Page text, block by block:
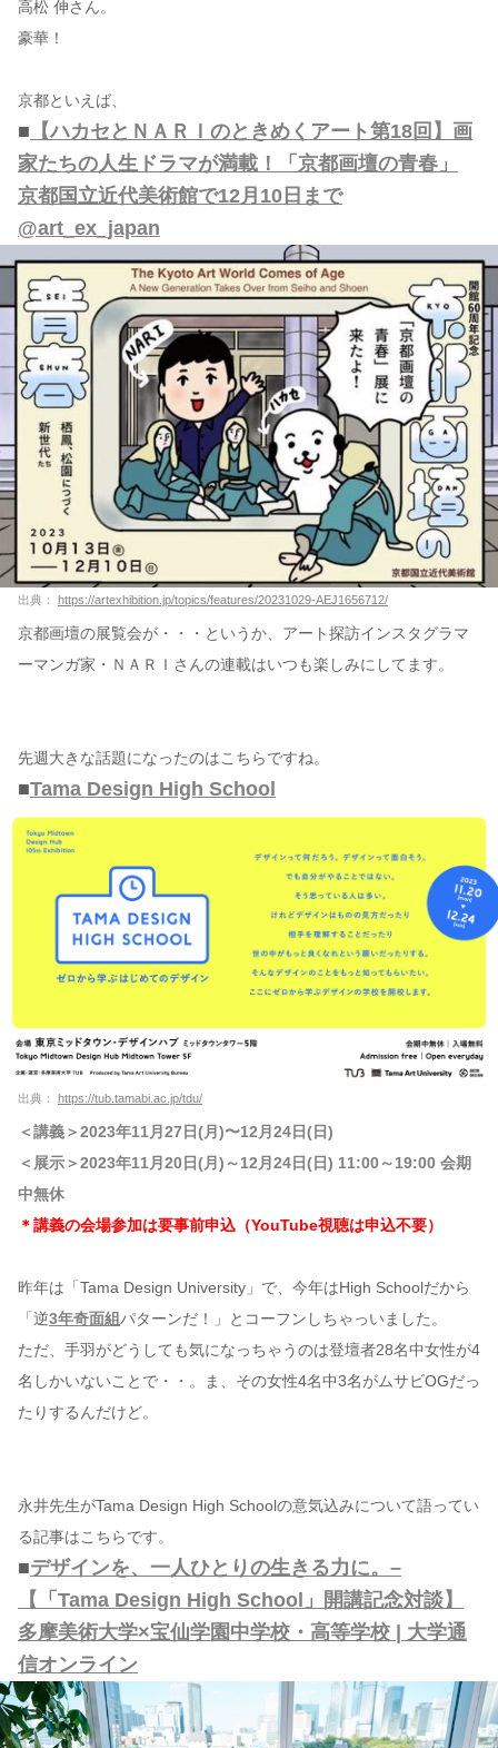
高松 伸さん。
豪華！
京都といえば、
■ 【ハカセとＮＡＲＩのときめくアート第18回】画
家たちの人生ドラマが満載！「京都画壇の青春」
京都国立近代美術館で12月10日まで
@art_ex_japan
出典： https://artexhibition.jp/topics/features/20231029-AEJ1656712/
京都画壇の展覧会が・・・というか、アート探訪インスタグラマ
ーマンガ家・ＮＡＲＩさんの連載はいつも楽しみにしてます。
先週大きな話題になったのはこちらですね。
■Tama Design High School
出典： https://tub.tamabi.ac.jp/tdu/
＜講義＞2023年11月27日(月)〜12月24日(日)
＜展示＞2023年11月20日(月)～12月24日(日) 11:00～19:00 会期
中無休
＊講義の会場参加は要事前申込（YouTube視聴は申込不要）
昨年は「Tama Design University」で、今年はHigh Schoolだから
「逆3年奇面組パターンだ！」とコーフンしちゃっいました。
ただ、手羽がどうしても気になっちゃうのは登壇者28名中女性が4
名しかいないことで・・。ま、その女性4名中3名がムサビOGだっ
たりするんだけど。
永井先生がTama Design High Schoolの意気込みについて語ってい
る記事はこちらです。
■デザインを、一人ひとりの生きる力に。–
【「Tama Design High School」開講記念対談】
多摩美術大学×宝仙学園中学校・高等学校 | 大学通
信オンライン